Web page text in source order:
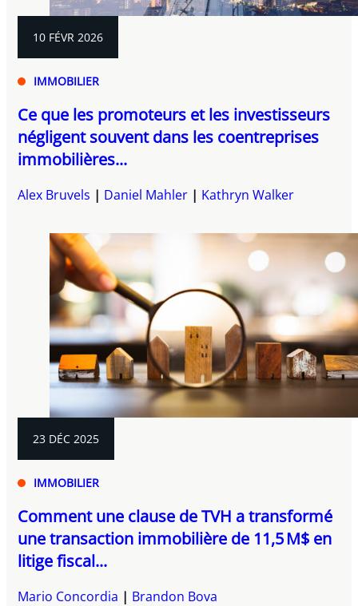
10 FÉVR 2026
IMMOBILIER
Ce que les promoteurs et les investisseurs
négligent souvent dans les coentreprises
immobilières...
Alex Bruvels Daniel Mahler Kathryn Walker
23 DÉC 2025
IMMOBILIER
Comment une clause de TVH a transformé
une transaction immobilière de 11,5 M$ en
litige fiscal...
Mario Concordia Brandon Bova